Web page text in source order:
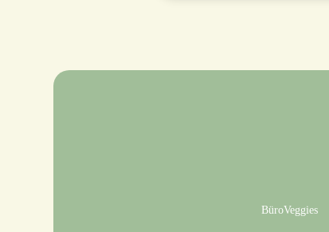
BüroVeggies